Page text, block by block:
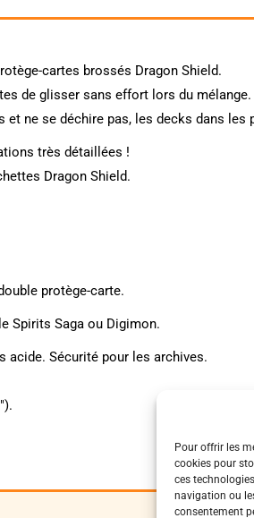
Pour offrir les
cookies pour
ces
navigation ou
consentement
cartes brossés Dragon Shield.
de glisser sans effort lors du mélange.
ne se déchire pas, les decks dans les
très détaillées !
Dragon Shield.
protège-carte.
Spirits Saga ou Digimon.
acide. Sécurité pour les archives.